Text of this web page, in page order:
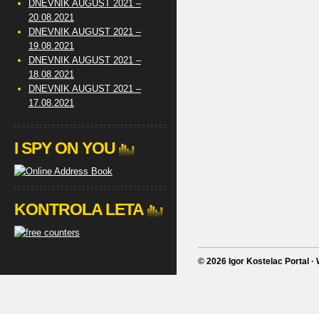
DNEVNIK AUGUST 2021 –
20.08.2021
DNEVNIK AUGUST 2021 –
19.08.2021
DNEVNIK AUGUST 2021 –
18.08.2021
DNEVNIK AUGUST 2021 –
17.08.2021
I SPY ON YOU
KONTROLA LETA
© 2026 Igor Kostelac Portal